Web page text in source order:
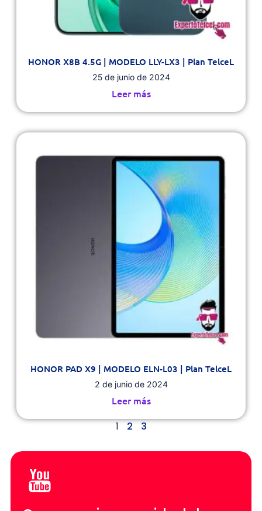
HONOR X8B 4.5G | MODELO LLY-LX3 | Plan TelceL
25 de junio de 2024
Leer más
HONOR PAD X9 | MODELO ELN-L03 | Plan TelceL
2 de junio de 2024
Leer más
1 2 3